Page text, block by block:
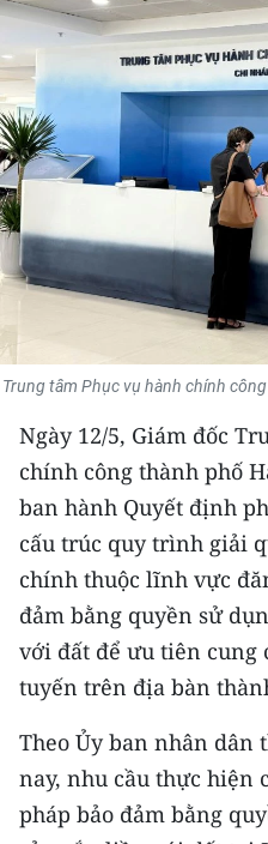
THỂ THAO
GIÁO DỤC
Y TẾ
KHOA HỌC - CÔNG NGHỆ
MÔI TRƯỜNG
BẠN ĐỌC
KIỂM CHỨNG THÔNG TIN
TRI THỨC CHUYÊN SÂU
54 DÂN TỘC VIỆT NAM
CHƯƠNG TRÌNH OCOP -
MỘT SẢN PHẨM
RADIO
MEDIA CENTER
E-Magazine
Video
Trung tâm Phục vụ hành chính
Ngày 12/5, Giám đốc
chính công thành phố
ban hành Quyết định
cấu trúc quy trình giải
chính thuộc lĩnh vực
đảm bằng quyền sử
với đất để ưu tiên cung
tuyến trên địa bàn
Theo Ủy ban nhân dân
nay, nhu cầu thực hiện
pháp bảo đảm bằng